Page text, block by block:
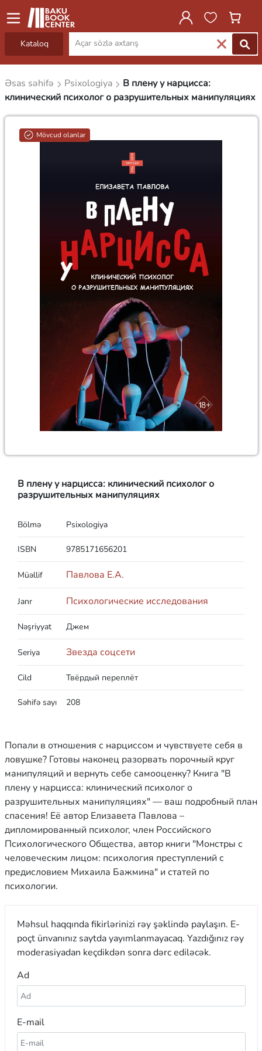
Kataloq
Əsas səhifə Psixologiya
В плену у нарцисса:
клинический психолог о разрушительных манипуляциях
Mövcud olanlar
В плену у нарцисса: клинический психолог о
разрушительных манипуляциях
Bölmə Psixologiya
ISBN 9785171656201
Müəllif Павлова Е.А.
Janr Психологические исследования
Nəşriyyat Джем
Seriya Звезда соцсети
Cild Твёрдый переплёт
Səhifə sayı 208
Попали в отношения с нарциссом и чувствуете себя в
ловушке? Готовы наконец разорвать порочный круг
манипуляций и вернуть себе самооценку? Книга "В
плену у нарцисса: клинический психолог о
разрушительных манипуляциях" — ваш подробный план
спасения! Её автор Елизавета Павлова –
дипломированный психолог, член Российского
Психологического Общества, автор книги "Монстры с
человеческим лицом: психология преступлений с
предисловием Михаила Бажмина" и статей по
психологии.
Məhsul haqqında fikirlərinizi rəy şəklində paylaşın. E-
poçt ünvanınız saytda yayımlanmayacaq. Yazdığınız rəy
moderasiyadan keçdikdən sonra dərc ediləcək.
Ad
E-mail